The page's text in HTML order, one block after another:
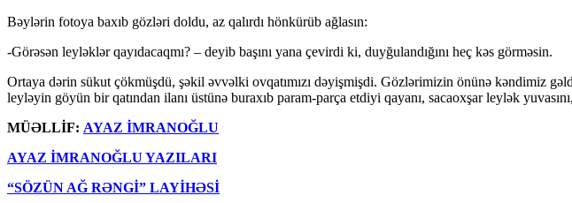
Bəylərin fotoya baxıb gözləri doldu, az qalırdı hönkürüb ağlasın:
-Görəsən leyləklər qayıdacaqmı? – deyib başını yana çevirdi ki, duyğulandığını heç kəs görməsin.
Ortaya dərin sükut çökmüşdü, şəkil əvvəlki ovqatımızı dəyişmişdi. Gözlərimizin önünə kəndimiz
leyləyin göyün bir qatından ilanı üstünə buraxıb param-parça etdiyi qayanı, sacaoxşar leylək
MÜƏLLİF: AYAZ İMRANOĞLU
AYAZ İMRANOĞLU YAZILARI
“SÖZÜN AĞ RƏNGİ” LAYİHƏSİ